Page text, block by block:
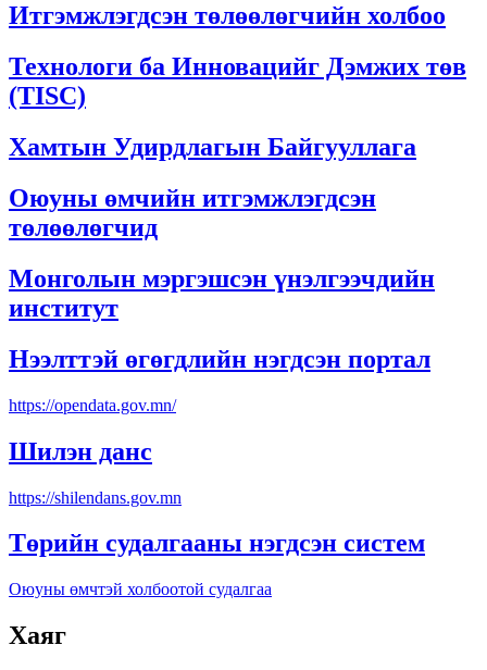
Итгэмжлэгдсэн төлөөлөгчийн холбоо
Технологи ба Инновацийг Дэмжих төв
(TISC)
Хамтын Удирдлагын Байгууллага
Оюуны өмчийн итгэмжлэгдсэн
төлөөлөгчид
Монголын мэргэшсэн үнэлгээчдийн
институт
Нээлттэй өгөгдлийн нэгдсэн портал
https://opendata.gov.mn/
Шилэн данс
https://shilendans.gov.mn
Төрийн судалгааны нэгдсэн систем
Оюуны өмчтэй холбоотой судалгаа
Хаяг